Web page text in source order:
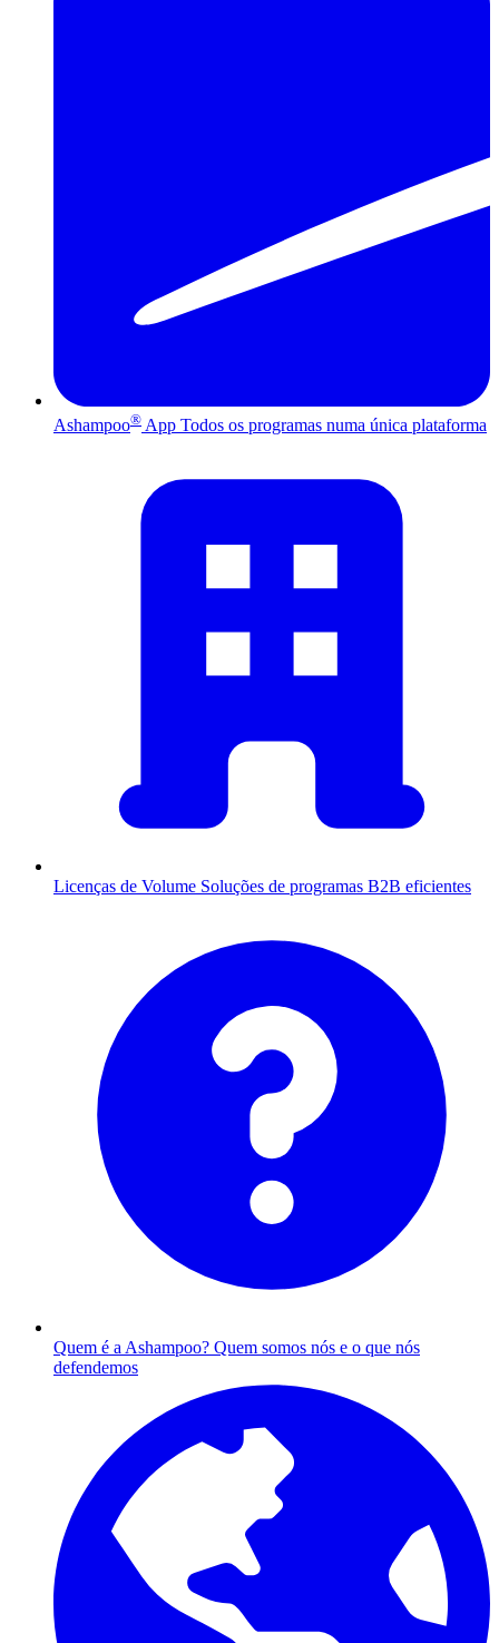
Ashampoo® App Todos os programas numa única plataforma
Licenças de Volume Soluções de programas B2B eficientes
Quem é a Ashampoo? Quem somos nós e o que nós
defendemos